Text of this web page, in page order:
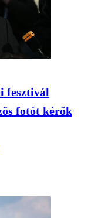
fesztivál
fotót kérők